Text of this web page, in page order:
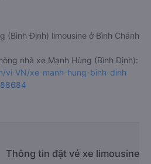
(Bình Định) limousine ở Bình Chánh
nhà xe Mạnh Hùng (Bình Định):
vi-VN/xe-manh-hung-binh-dinh
Thông tin đặt vé xe limousine